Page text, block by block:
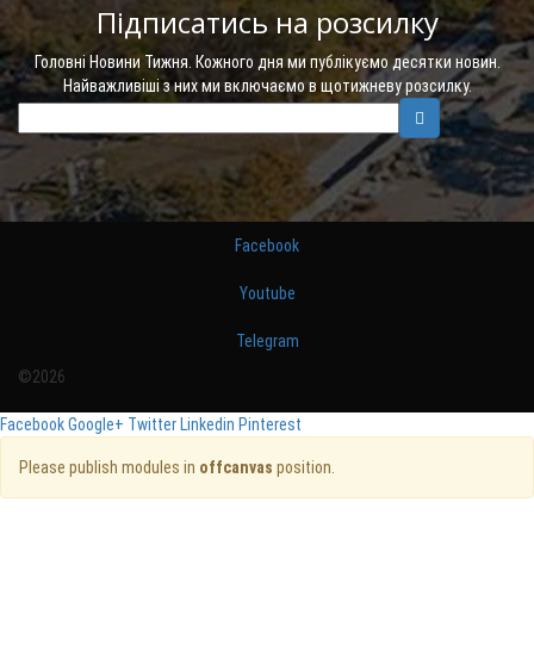
Підписатись на розсилку
Головні Новини Тижня. Кожного дня ми публікуємо десятки новин.
Найважливіші з них ми включаємо в щотижневу розсилку.
Facebook
Youtube
Telegram
©2026
FacebookGoogle+ TwitterLinkedin Pinterest
Please publish modules in offcanvas position.